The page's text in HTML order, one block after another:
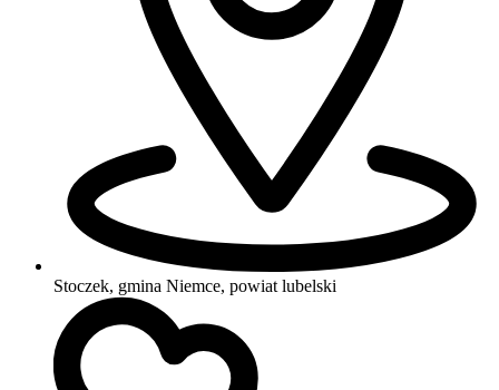
Stoczek, gmina Niemce, powiat lubelski